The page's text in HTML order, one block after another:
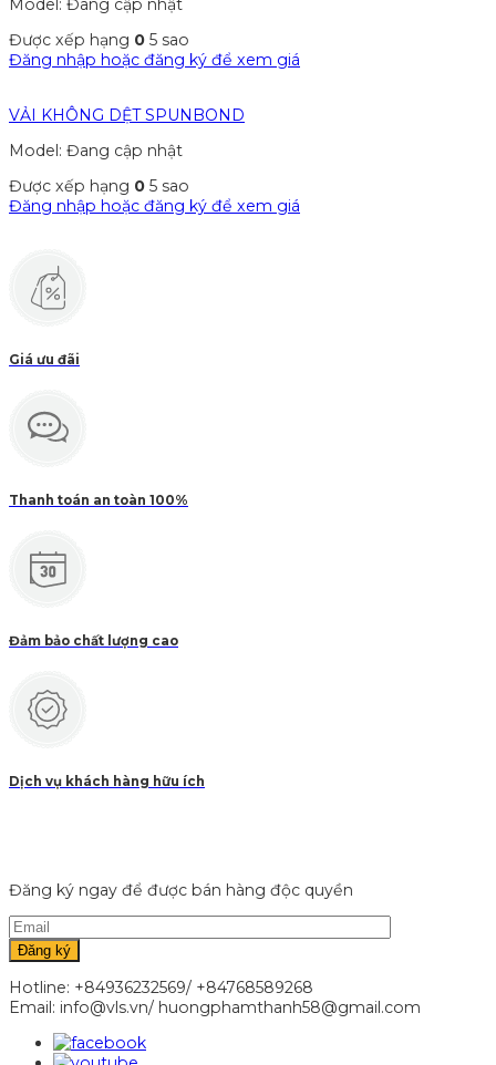
Được xếp hạng 0 5 sao
Đăng nhập hoặc đăng ký để xem giá
VẢI KHÔNG DỆT SPUNBOND
Model: Đang cập nhật
Được xếp hạng 0 5 sao
Đăng nhập hoặc đăng ký để xem giá
Giá ưu đãi
Thanh toán an toàn 100%
Đảm bảo chất lượng cao
Dịch vụ khách hàng hữu ích
Đăng ký ngay để được bán hàng độc quyền
Hotline: +84936232569/ +84768589268
Email: info@vls.vn/ huongphamthanh58@gmail.com